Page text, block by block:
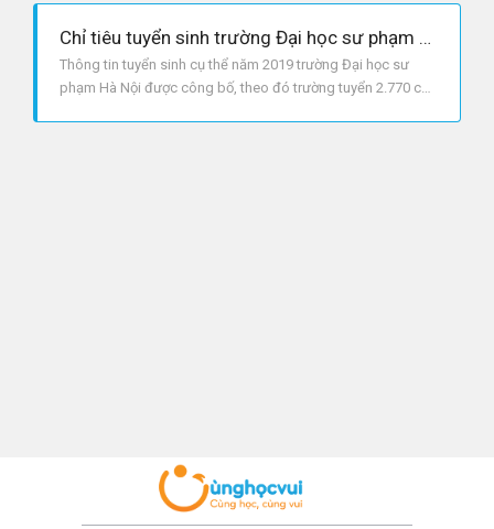
Chỉ tiêu tuyển sinh trường Đại học sư phạm Hà Nội năm 2019
Thông tin tuyển sinh cụ thể năm 2019 trường Đại học sư
phạm Hà Nội được công bố, theo đó trường tuyển 2.770 chỉ